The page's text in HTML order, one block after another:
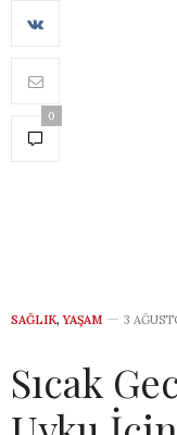
0
SAĞLIK, YAŞAM 3
Sıcak